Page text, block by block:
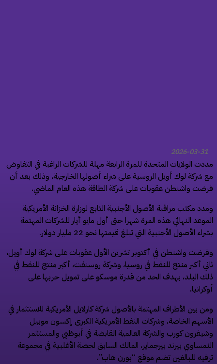
2026-03-31
الولايات المتحدة للمرة الرابعة مهلة للشركات الراغبة في التفاوض
شركة ​لوك أويل الروسية على شراء أصولها الخارجية، وذلك بعد أن
واشنطن عقوبات على شركة الطاقة هذه العام الماضي.
مكتب مراقبة الأصول الأجنبية التابع لوزارة الخزانة الأمريكية
‌النهائي هذه ‌المرة شهرا ​حتى ‌أول مايو ⁠أيار ​للشركات المهتمة
⁠الأصول الأجنبية التي تبلغ قيمتها نحو 22 مليار دولار.
واشنطن في أكتوبر تشرين الأول عقوبات على شركة لوك أويل،
أكبر منتج ⁠للنفط في روسيا، وشركة ‌روسنفت، أكبر ‌منتج للنفط في
​البلد، بهدف ‌الحد من قدرة موسكو على ‌تمويل حربها على
بين الأطراف المهتمة بالأصول شركة كارلايل الأمريكية للاستثمار في
الخاصة، وشركات ‌النفط الأمريكية الكبرى إكسون موبيل
كورب والشركة العالمية ⁠القابضة ⁠في أبوظبي والمستثمر
بيرند بيرجماير، المالك السابق لحصة الأغلبية في مجموعة
للبالغين تضم موقع “بورن هاب”.